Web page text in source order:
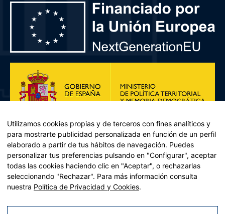
Plan de Recuperación, Transformación y Resiliencia – Financiado por
Recuperación y resiliencia, establecido por el Reglamento (UE)
Utilizamos cookies propias y de terceros con fines analíticos y
para mostrarte publicidad personalizada en función de un perfil
elaborado a partir de tus hábitos de navegación. Puedes
personalizar tus preferencias pulsando en "Configurar", aceptar
todas las cookies haciendo clic en "Aceptar", o rechazarlas
seleccionando "Rechazar". Para más información consulta
nuestra Política de Privacidad y Cookies.